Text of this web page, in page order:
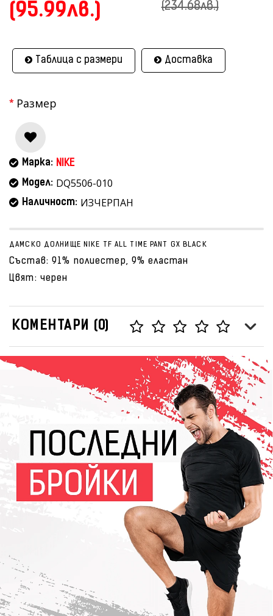
(95.99лв.)
(234.68лв.)
Таблица с размери Доставка
Размер
Марка: NIKE
Модел: DQ5506-010
Наличност: ИЗЧЕРПАН
ДАМСКО ДОЛНИЩЕ NIKE TF ALL TIME PANT GX BLACK
Състав: 91% полиестер, 9% еластан
Цвят: черен
КОМЕНТАРИ (0)